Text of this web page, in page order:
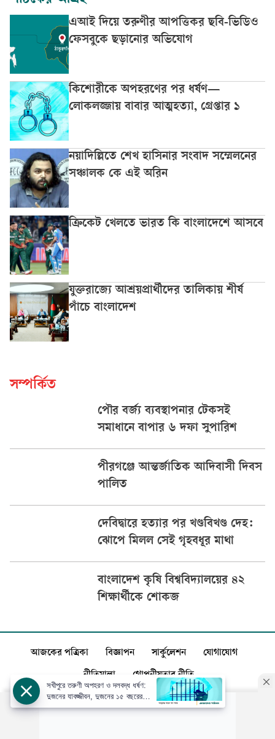
এআই দিয়ে তরুণীর আপত্তিকর ছবি-ভিডিও
ফেসবুকে ছড়ানোর অভিযোগ
কিশোরীকে অপহরণের পর ধর্ষণ—
লোকলজ্জায় বাবার আত্মহত্যা, গ্রেপ্তার ১
নয়াদিল্লিতে শেখ হাসিনার সংবাদ সম্মেলনের
সঞ্চালক কে এই অরিন
ক্রিকেট খেলতে ভারত কি বাংলাদেশে আসবে
যুক্তরাজ্যে আশ্রয়প্রার্থীদের তালিকায় শীর্ষ
পাঁচে বাংলাদেশ
সম্পর্কিত
পৌর বর্জ্য ব্যবস্থাপনার টেকসই
সমাধানে বাপার ৬ দফা সুপারিশ
পীরগঞ্জে আন্তর্জাতিক আদিবাসী দিবস
পালিত
দেবিদ্বারে হত্যার পর খণ্ডবিখণ্ড দেহ:
ঝোপে মিলল সেই গৃহবধূর মাথা
বাংলাদেশ কৃষি বিশ্ববিদ্যালয়ের ৪২
শিক্ষার্থীকে শোকজ
আজকের পত্রিকা বিজ্ঞাপন সার্কুলেশন যোগাযোগ
নীতিমালা গোপনীয়তার নীতি
সখীপুরে তরুণী অপহরণ ও দলবদ্ধ ধর্ষণ:
দুজনের যাবজ্জীবন, দুজনের ১৫ বছরের
কারাদণ্ড